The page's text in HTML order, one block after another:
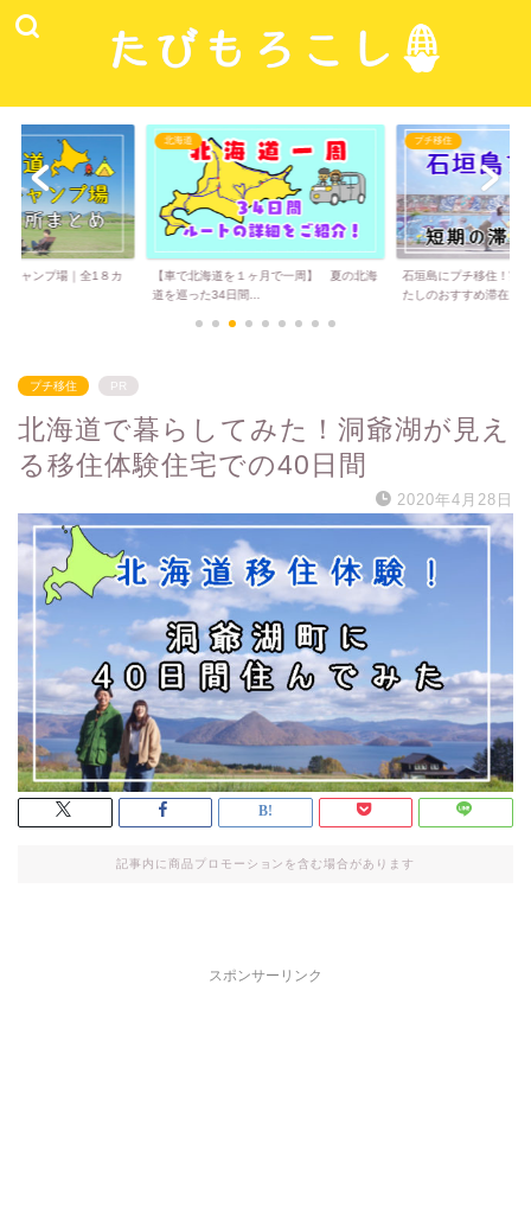
キャンプ場｜全1８カ
北海道
【車で北海道を１ヶ月で一周】 夏の北海
道を巡った34日間...
プチ移住
石垣島にプチ移住！実
たしのおすすめ滞在...
プチ移住 PR
北海道で暮らしてみた！洞爺湖が見え
る移住体験住宅での40日間
2020年4月28日
記事内に商品プロモーションを含む場合があります
スポンサーリンク